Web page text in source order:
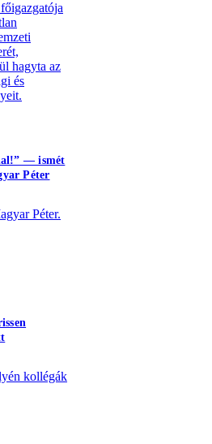
hagyta az
és
— ismét
Péter
Péter.
kollégák